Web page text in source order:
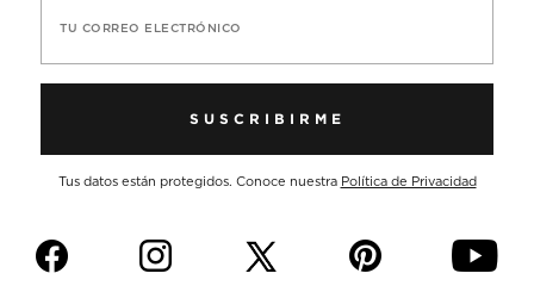
TU CORREO ELECTRÓNICO
SUSCRIBIRME
Tus datos están protegidos. Conoce nuestra Política de Privacidad
f i p y